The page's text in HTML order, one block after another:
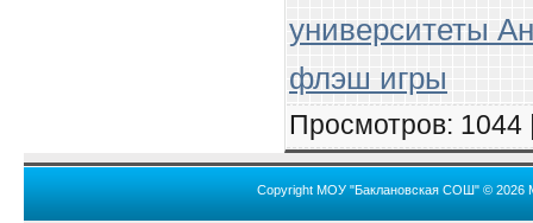
университеты
флэш игры
Просмотров:
Copyright МОУ "Баклановская СОШ" © 2026